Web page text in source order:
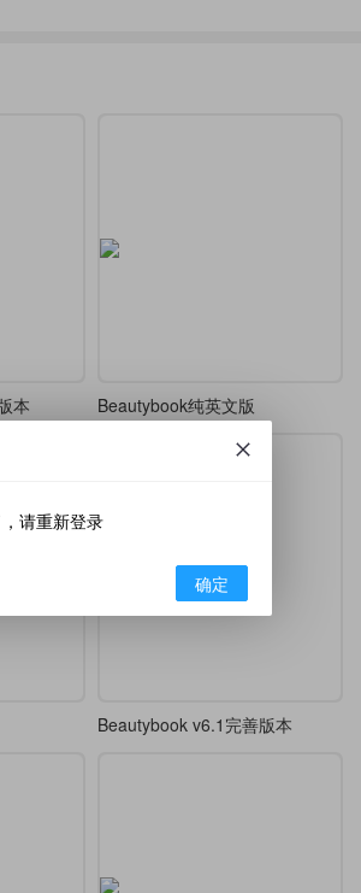
本 Beautybook纯英文版
Beautybook v6.1完善版本
请重新登录
确定